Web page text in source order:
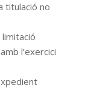
titulació no
l’exercici